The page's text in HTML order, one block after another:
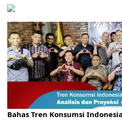
Gelar Kopdar, KBC Jakarta
Bahas Tren Konsumsi